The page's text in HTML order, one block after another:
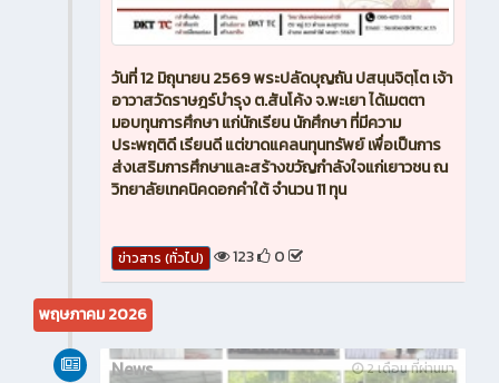
วันที่ 12 มิถุนายน 2569 พระปลัดบุญถัน ปสนฺนจิตฺโต เจ้า
อาวาสวัดราษฎร์บำรุง ต.สันโค้ง จ.พะเยา ได้เมตตา
มอบทุนการศึกษา แก่นักเรียน นักศึกษา ที่มีความ
ประพฤติดี เรียนดี แต่ขาดแคลนทุนทรัพย์ เพื่อเป็นการ
ส่งเสริมการศึกษาและสร้างขวัญกำลังใจแก่เยาวชน ณ
วิทยาลัยเทคนิคดอกคำใต้ จำนวน 11 ทุน
ข่าวสาร (ทั่วไป) 123 0
พฤษภาคม 2026
2 เดือน ที่ผ่านมา
News